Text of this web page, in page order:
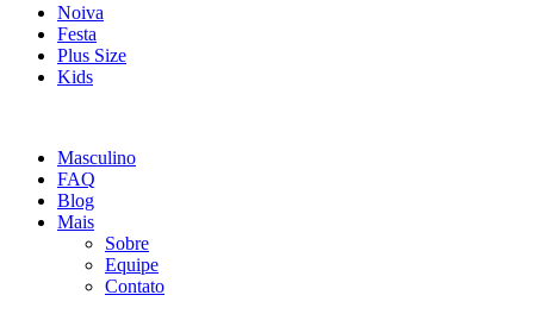
Noiva
Festa
Plus Size
Kids
Masculino
FAQ
Blog
Mais
Sobre
Equipe
Contato